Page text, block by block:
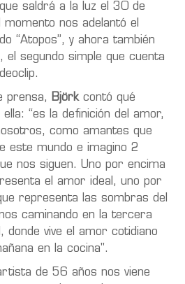
saldrá a la luz el 30 de
nos adelantó el
“Atopos”, y ahora también
el segundo simple que cuenta
prensa, Björkcontó qué
ella: “es la definición del amor,
como amantes que
este mundo e imagino 2
nos siguen. Uno por encima
el amor ideal, uno por
representa las sombras del
caminando en la tercera
vive el amor cotidiano
en la cocina".
de 56 años nos viene